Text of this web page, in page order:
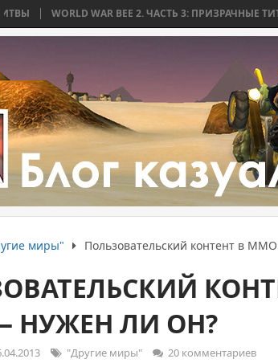
WAR BEE 2. ЧАСТЬ 3: ПРИЗРАЧНЫЕ ТИТАНЫ И
миры" Пользовательский контент в
НУЖЕН ЛИ ОН?
"Другие миры" 20 комментариев